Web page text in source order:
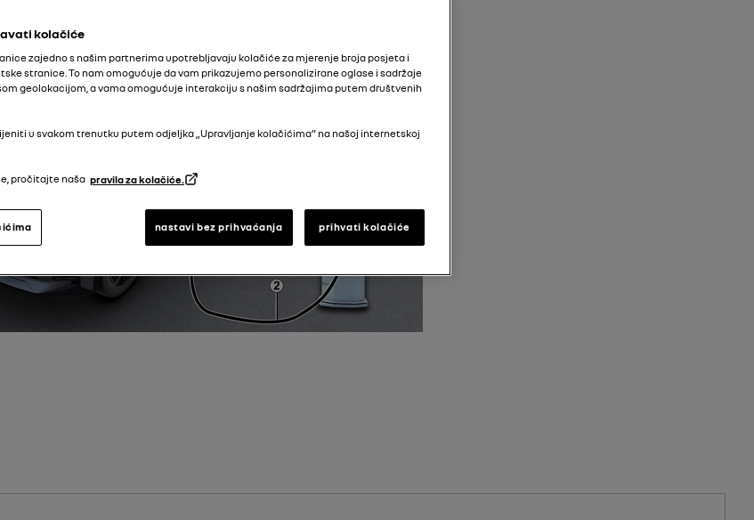
kolačiće
zajedno s našim partnerima upotrebljavaju kolačiće za mjerenje broja posjeta i
stranice. To nam omogućuje da vam prikazujemo personalizirane oglase i sadržaje
geolokacijom, a vama omogućuje interakciju s našim sadržajima putem društvenih
u svakom trenutku putem odjeljka „Upravljanje kolačićima” na našoj internetskoj
pročitajte naša pravila za kolačiće.
nastavi bez prihvaćanja prihvati kolačiće